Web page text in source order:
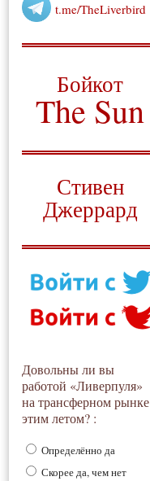
t.me/TheLiverbird
Бойкот
The Sun
Стивен
Джеррард
Довольны ли вы
работой «Ливерпуля»
на трансферном рынке
этим летом? :
Определённо да
Скорее да, чем нет